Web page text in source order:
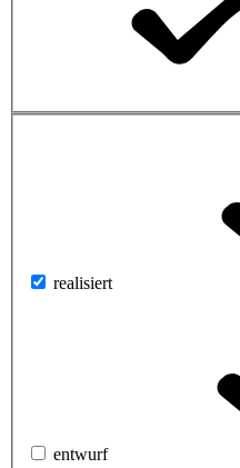
realisiert
entwurf